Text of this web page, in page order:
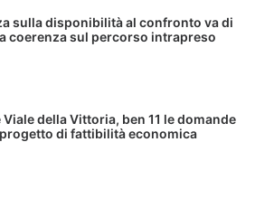
sulla disponibilità al confronto va di
coerenza sul percorso intrapreso
della Vittoria, ben 11 le domande
di fattibilità economica